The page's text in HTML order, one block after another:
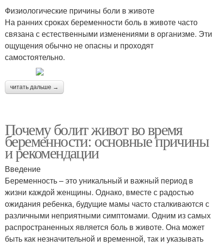
Физиологические причины боли в животе
На ранних сроках беременности боль в животе часто
связана с естественными изменениями в организме. Эти
ощущения обычно не опасны и проходят
самостоятельно.
читать дальше →
Почему болит живот во время
беременности: основные причины
и рекомендации
Введение
Беременность – это уникальный и важный период в
жизни каждой женщины. Однако, вместе с радостью
ожидания ребенка, будущие мамы часто сталкиваются с
различными неприятными симптомами. Одним из самых
распространенных является боль в животе. Она может
быть как незначительной и временной, так и указывать